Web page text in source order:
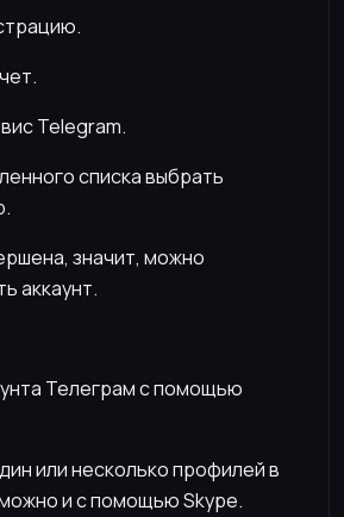
Telegram.
списка выбрать
значит, можно
аккаунт.
Телеграм с помощью
или несколько профилей в
и с помощью Skype.